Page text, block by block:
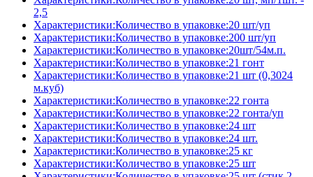
2,5
Характеристики:Количество в упаковке:20 шт/уп
Характеристики:Количество в упаковке:200 шт/уп
Характеристики:Количество в упаковке:20шт/54м.п.
Характеристики:Количество в упаковке:21 гонт
Характеристики:Количество в упаковке:21 шт (0,3024
м.куб)
Характеристики:Количество в упаковке:22 гонта
Характеристики:Количество в упаковке:22 гонта/уп
Характеристики:Количество в упаковке:24 шт
Характеристики:Количество в упаковке:24 шт.
Характеристики:Количество в упаковке:25 кг
Характеристики:Количество в упаковке:25 шт